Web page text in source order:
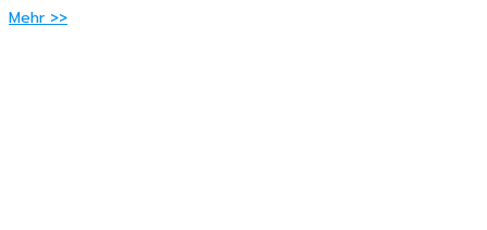
Mehr >>